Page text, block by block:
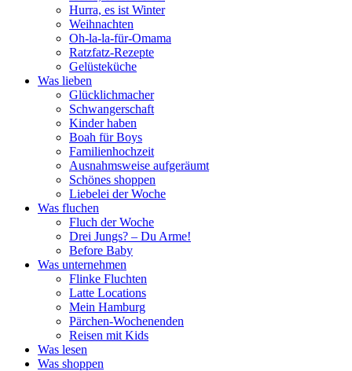
Hurra, es ist Winter
Weihnachten
Oh-la-la-für-Omama
Ratzfatz-Rezepte
Gelüsteküche
Was lieben
Glücklichmacher
Schwangerschaft
Kinder haben
Boah für Boys
Familienhochzeit
Ausnahmsweise aufgeräumt
Schönes shoppen
Liebelei der Woche
Was fluchen
Fluch der Woche
Drei Jungs? – Du Arme!
Before Baby
Was unternehmen
Flinke Fluchten
Latte Locations
Mein Hamburg
Pärchen-Wochenenden
Reisen mit Kids
Was lesen
Was shoppen